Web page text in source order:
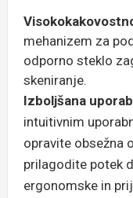
mehanizem za
odporno steklo
skeniranje.
Izboljšana
intuitivnim
opravite obsežna
prilagodite potek
ergonomske in